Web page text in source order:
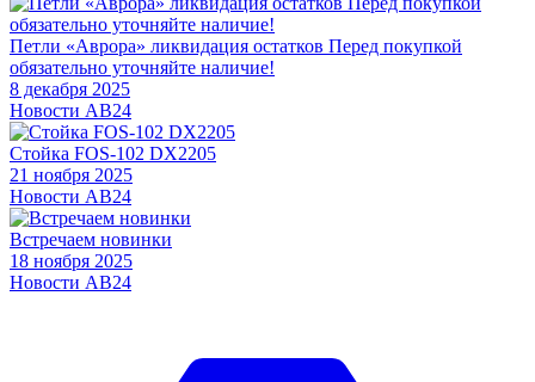
Петли «Аврора» ликвидация остатков Перед покупкой
обязательно уточняйте наличие!
8 декабря 2025
Новости АВ24
Стойка FOS-102 DX2205
21 ноября 2025
Новости АВ24
Встречаем новинки
18 ноября 2025
Новости АВ24